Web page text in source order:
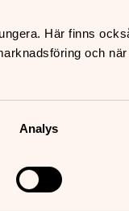
Här finns
och
Analys
snabbt